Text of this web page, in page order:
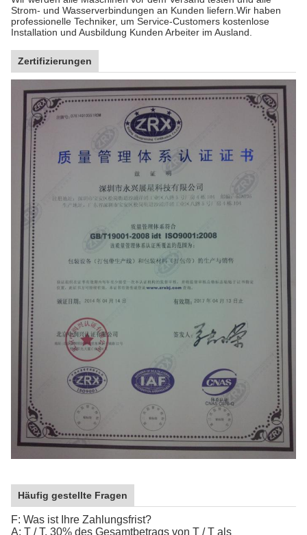
Strom- und Wasserverbindungen an Kunden liefern.Wir haben
professionelle Techniker, um Service-Customers kostenlose
Installation und Ausbildung Kunden Arbeiter im Ausland.
Zertifizierungen
Häufig gestellte Fragen
F: Was ist Ihre Zahlungsfrist?
A: T / T. 30% des Gesamtbetrags von T / T als